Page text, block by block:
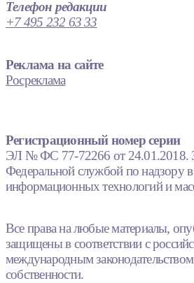
Телефон редакции
+7 495 232 63 33
Реклама на сайте
Росреклама
Регистрационный номер серии
ЭЛ № ФС 77-72266 от 24.01.2018.
Федеральной службой по надзору в
информационных технологий и
Все права на любые материалы,
защищены в соответствии с
международным
собственности.